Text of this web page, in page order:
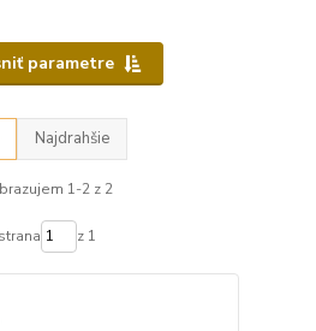
parametre
Najdrahšie
1-2 z 2
strana z 1